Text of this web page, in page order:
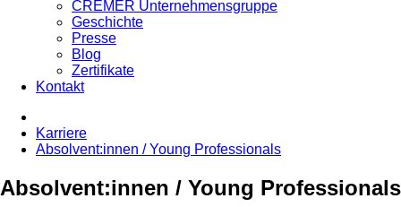
CREMER Unternehmensgruppe
Geschichte
Presse
Blog
Zertifikate
Kontakt
Karriere
Absolvent:innen / Young Professionals
Absolvent:innen / Young Professionals